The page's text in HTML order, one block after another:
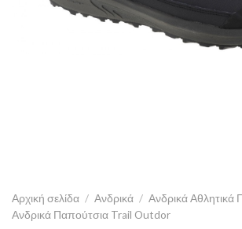
Αρχική σελίδα / Ανδρικά / Ανδρικά Αθλητικά
Ανδρικά Παπούτσια Trail Outdor